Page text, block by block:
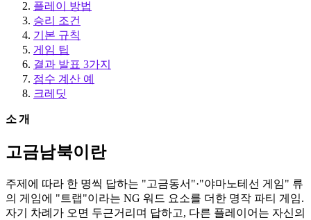
플레이 방법
승리 조건
기본 규칙
게임 팁
결과 발표 3가지
점수 계산 예
크레딧
소개
고금남북이란
주제에 따라 한 명씩 답하는 "고금동서"·"야마노테선 게임" 류
의 게임에 "트랩"이라는 NG 워드 요소를 더한 명작 파티 게임.
자기 차례가 오면 두근거리며 답하고, 다른 플레이어는 자신의